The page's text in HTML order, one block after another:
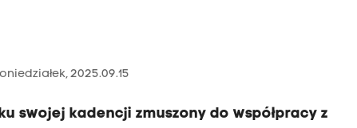
2025.09.15
swojej kadencji zmuszony do współpracy z